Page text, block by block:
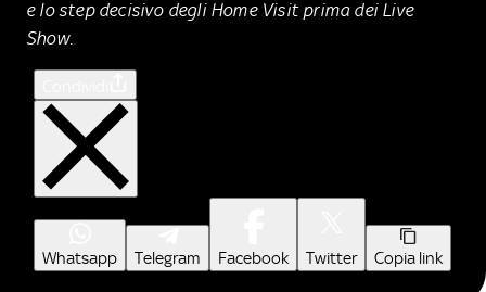
e lo step decisivo degli Home Visit prima dei Live
Show.
Whatsapp Telegram Facebook Twitter Copia link